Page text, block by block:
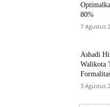
80%
7 Agustus
Ashadi
Walikota
3 Agustus